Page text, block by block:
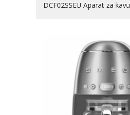
DCF02SSEU Aparat za kavu